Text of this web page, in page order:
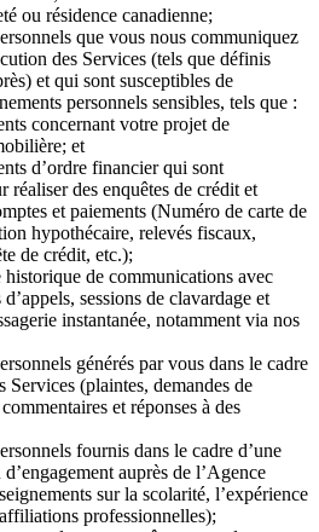
ou résidence canadienne;
que vous nous communiquez
des Services (tels que définis
et qui sont susceptibles de
personnels sensibles, tels que :
concernant votre projet de
et
d’ordre financier qui sont
réaliser des enquêtes de crédit et
et paiements (Numéro de carte de
hypothécaire, relevés fiscaux,
de crédit, etc.);
historique de communications avec
sessions de clavardage et
instantanée, notamment via nos
générés par vous dans le cadre
Services (plaintes, demandes de
et réponses à des
fournis dans le cadre d’une
auprès de l’Agence
sur la scolarité, l’expérience
professionnelles);